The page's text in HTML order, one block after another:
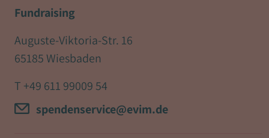
Fundraising
Auguste-Viktoria-Str. 16
65185 Wiesbaden
T +49 611 99009 54
spendenservice@evim.de